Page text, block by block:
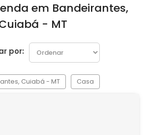
em Bandeirantes,
- MT
por:
Cuiabá - MT Casa